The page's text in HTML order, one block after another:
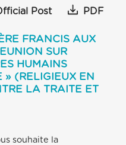
Post PDF
FRANCIS AUX
SUR
HUMAINS
» (RELIGIEUX EN
LA TRAITE ET
souhaite la